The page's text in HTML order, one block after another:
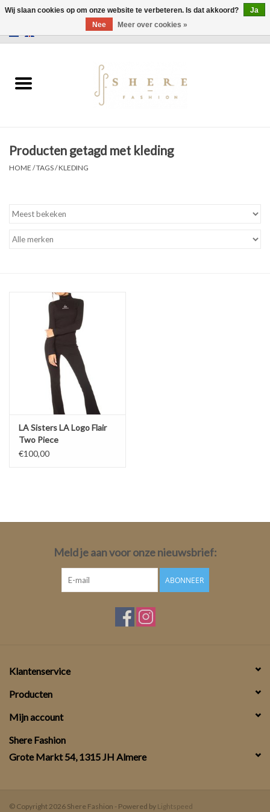
Jurken
Accessoires
Producten getagd met kleding
HOME /TAGS/KLEDING
LA Sisters LA Logo Flair
Two Piece
€100,00
Meld je aan voor onze nieuwsbrief:
ABONNEER
Klantenservice
Producten
Mijn account
Shere Fashion
Grote Markt 54, 1315 JH Almere
© Copyright 2026 Shere Fashion - Powered by Lightspeed
Wij slaan cookies op om onze website te verbeteren. Is dat akkoord?
Ja
Nee
Meer over cookies »